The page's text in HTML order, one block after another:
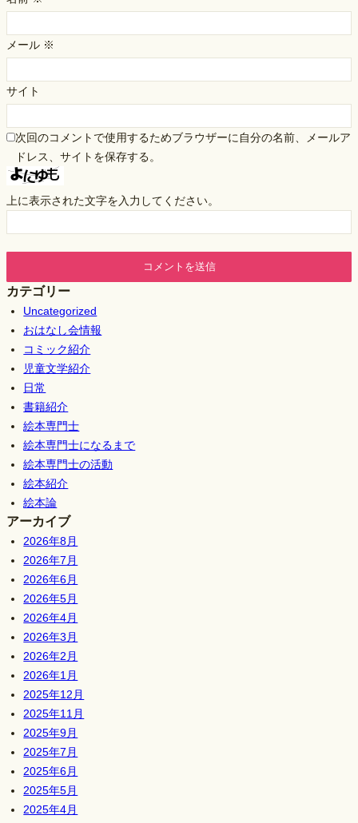
メール ※
サイト
次回のコメントで使用するためブラウザーに自分の名前、メールア
ドレス、サイトを保存する。
上に表示された文字を入力してください。
カテゴリー
Uncategorized
おはなし会情報
コミック紹介
児童文学紹介
日常
書籍紹介
絵本専門士
絵本専門士になるまで
絵本専門士の活動
絵本紹介
絵本論
アーカイブ
2026年8月
2026年7月
2026年6月
2026年5月
2026年4月
2026年3月
2026年2月
2026年1月
2025年12月
2025年11月
2025年9月
2025年7月
2025年6月
2025年5月
2025年4月